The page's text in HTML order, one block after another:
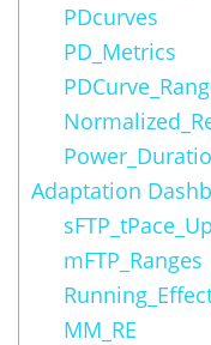
PDcurves
PD_Metrics
Adaptation
mFTP_Ranges
MM_RE